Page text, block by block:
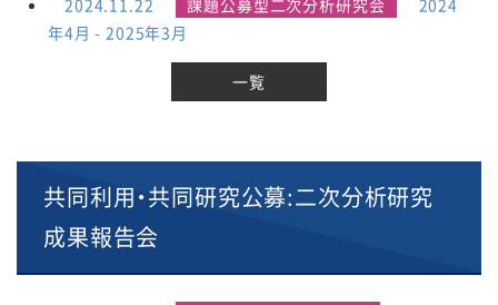
2024.11.22
課題公募型二次分析研究会
2024
年4月 - 2025年3月
一覧
共同利用・共同研究公募:二次分析研究
成果報告会